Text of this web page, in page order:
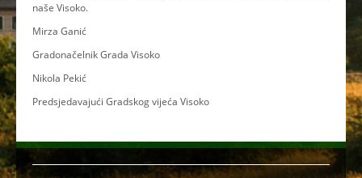
naše Visoko.
Mirza Ganić
Gradonačelnik Grada Visoko
Nikola Pekić
Predsjedavajući Gradskog vijeća Visoko